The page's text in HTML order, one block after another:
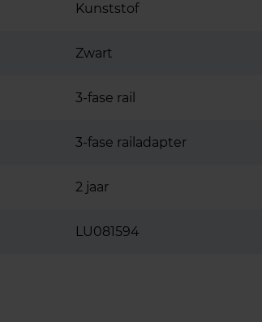
Kunststof
Zwart
3-fase rail
3-fase railadapter
2 jaar
LU081594